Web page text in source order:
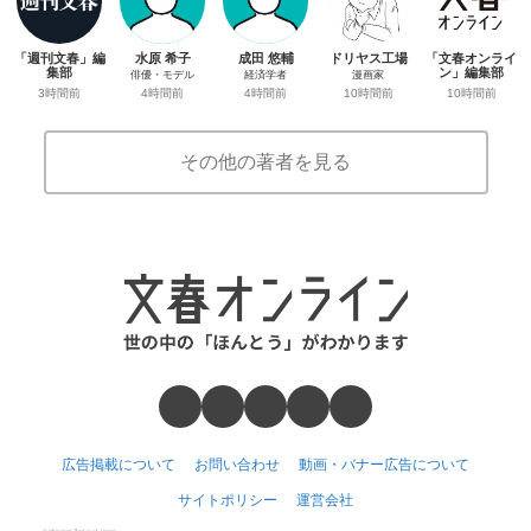
「週刊文春」編
集部
3時間前
水原 希子
俳優・モデル
4時間前
成田 悠輔
経済学者
4時間前
ドリヤス工場
漫画家
10時間前
「文春オンライ
ン」編集部
10時間前
その他の著者を見る
広告掲載について お問い合わせ 動画・バナー広告について
サイトポリシー 運営会社